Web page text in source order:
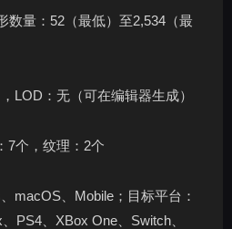
数量：52（最低）至2,534（最
LOD：无（可在编辑器生成）
7个，纹理：2个
macOS、Mobile；目标平台：
PS4、XBox One、Switch、